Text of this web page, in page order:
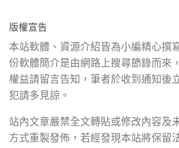
版權宣告
本站軟體、資源介紹皆為小編精心撰
份軟體簡介是由網路上搜尋節錄而來
權益請留言告知，筆者於收到通知後
犯請多見諒。
站內文章嚴禁全文轉貼或修改內容及
方式重製發佈，若經發現本站將保留